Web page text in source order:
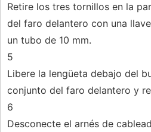
Retire los tres tornillos en la
del faro delantero con una
un tubo de 10 mm.
5
Libere la lengüeta debajo del
conjunto del faro delantero y
6
Desconecte el arnés de